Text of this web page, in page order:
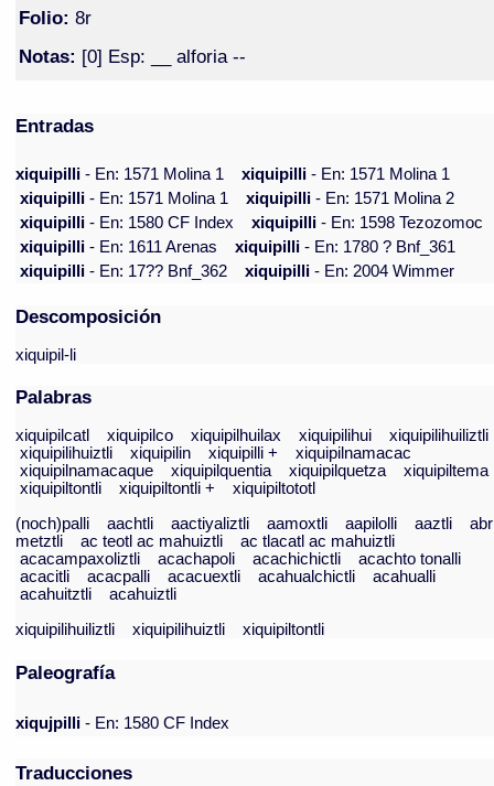
Folio: 8r
Notas: [0] Esp: __ alforia --
Entradas
xiquipilli- En: 1571 Molina 1 xiquipilli- En: 1571 Molina 1
xiquipilli- En: 1571 Molina 1 xiquipilli- En: 1571 Molina 2
xiquipilli- En: 1580 CF Index xiquipilli- En: 1598 Tezozomoc
xiquipilli- En: 1611 Arenas xiquipilli- En: 1780 ? Bnf_361
xiquipilli- En: 17?? Bnf_362 xiquipilli- En: 2004 Wimmer
Descomposición
xiquipil-li
Palabras
xiquipilcatl xiquipilco xiquipilhuilax xiquipilihui
xiquipilihuiliztli
xiquipilihuiztli
xiquipilin xiquipilli +
xiquipilnamacac
xiquipilnamacaque
xiquipilquentia xiquipilquetza
xiquipiltema
xiquipiltontli
xiquipiltontli +
xiquipiltototl
(noch)palli
aachtli aactiyaliztli aamoxtli aapilolli aaztli
metztli
ac teotl ac mahuiztli
ac tlacatl ac mahuiztli
acacampaxoliztli
acachapoli acachichictli
acachto tonalli
acacitli
acacpalli acacuextli acahualchictli
acahualli
acahuitztli
acahuiztli
xiquipilihuiliztli
xiquipilihuiztli xiquipiltontli
Paleografía
xiqujpilli - En: 1580 CF Index
Traducciones